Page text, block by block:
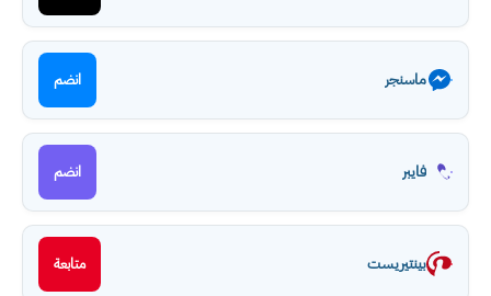
ماسنجر انضم
فايبر انضم
بينتيريست متابعة